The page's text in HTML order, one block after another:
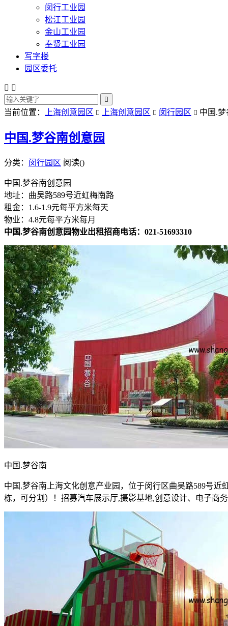
闵行工业园
松江工业园
金山工业园
奉贤工业园
写字楼
园区委托
 

当前位置： 上海创意园区  上海创意园区  闵行园区  中国.
中国.梦谷南创意园
分类： 闵行园区 阅读()
中国.梦谷南创意园
地址：曲吴路589号近虹梅南路
租金：1.6-1.9元每平方米每天
物业：4.8元每平方米每月
中国.梦谷南创意园物业出租招商电话：021-51693310
中国.梦谷南
中国.梦谷南上海文化创意产业园，位于闵行区曲吴路589号
栋，可分割）！招募汽车展示厅,摄影基地,创意设计、电子商